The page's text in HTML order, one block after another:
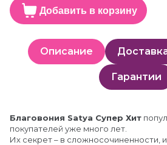
Добавить в корзину
Описание
Гарантии
Благовония Satya Супер Хит
покупателей уже много лет.
Их секрет – в сложносочиненности,